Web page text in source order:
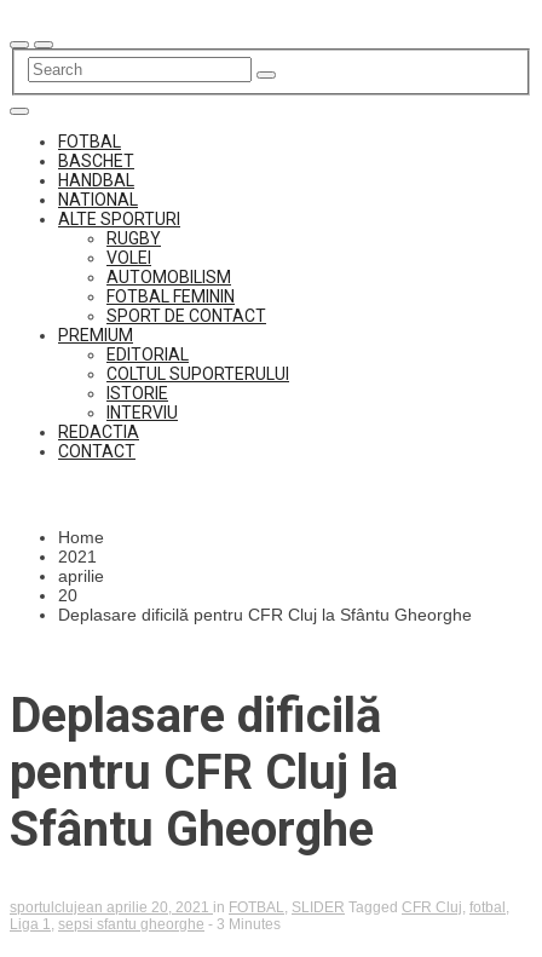
to
content
FOTBAL
BASCHET
HANDBAL
NATIONAL
ALTE SPORTURI
RUGBY
VOLEI
AUTOMOBILISM
FOTBAL FEMININ
SPORT DE CONTACT
PREMIUM
EDITORIAL
COLTUL SUPORTERULUI
ISTORIE
INTERVIU
REDACTIA
CONTACT
Home
2021
aprilie
20
Deplasare dificilă pentru CFR Cluj la Sfântu Gheorghe
Deplasare dificilă
pentru CFR Cluj la
Sfântu Gheorghe
sportulclujean aprilie 20, 2021 in FOTBAL SLIDER Tagged CFR Cluj fotbal
Liga 1
sepsi sfantu gheorghe - 3 Minutes